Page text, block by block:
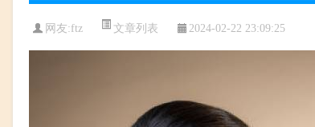
网友:ftz 文章列表 2024-02-22 23:09:25